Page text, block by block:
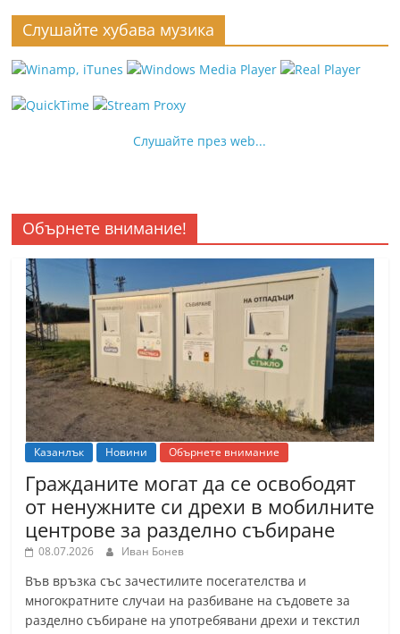
Слушайте хубава музика
Слушайте през web...
Обърнете внимание!
Казанлък Новини Обърнете внимание
Гражданите могат да се освободят
от ненужните си дрехи в мобилните
центрове за разделно събиране
08.07.2026 Иван Бонев
Във връзка със зачестилите посегателства и
многократните случаи на разбиване на съдовете за
разделно събиране на употребявани дрехи и текстил